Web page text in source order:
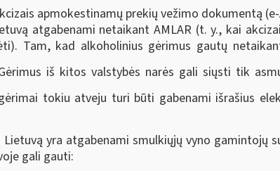
apmokestinamų prekių vežimo dokumentą
atgabenami netaikant AMLAR (t. y., kai
Tam, kad alkoholinius gėrimus gautų
iš kitos valstybės narės gali siųsti tik
tokiu atveju turi būti gabenami išrašius
yra atgabenami smulkiųjų vyno gamintojų
gali gauti: